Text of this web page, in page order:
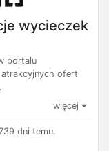
wycieczek
portalu
ofert
więcej
dni temu.